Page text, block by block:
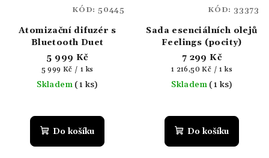
Atomizační difuzér s
Bluetooth Duet
5 999 Kč
Měrná
cena:
5 999 Kč / 1 ks
Skladem (1 ks)
Do košíku
KÓD: 50445
Sada esenciálních olejů
Feelings (pocity)
7 299 Kč
Měrná
cena:
1 216,50 Kč / 1 ks
Skladem (1 ks)
Do košíku
KÓD: 33373